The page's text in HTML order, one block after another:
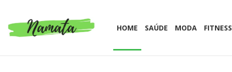
HOME SAÚDE MODA FITNESS